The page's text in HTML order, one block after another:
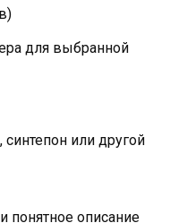
для выбранной
или другой
понятное описание